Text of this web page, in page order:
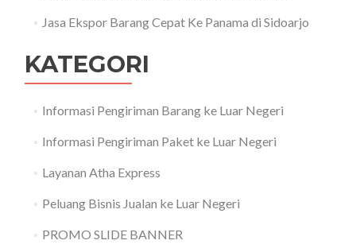
Jasa Ekspor Barang Cepat Ke Panama di Sidoarjo
KATEGORI
Informasi Pengiriman Barang ke Luar Negeri
Informasi Pengiriman Paket ke Luar Negeri
Layanan Atha Express
Peluang Bisnis Jualan ke Luar Negeri
PROMO SLIDE BANNER